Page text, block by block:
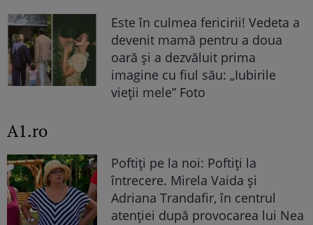
Este în culmea fericirii! Vedeta a
devenit mamă pentru a doua
oară și a dezvăluit prima
imagine cu fiul său: „Iubirile
vieții mele” Foto
A1.ro
Poftiți pe la noi: Poftiți la
întrecere. Mirela Vaida și
Adriana Trandafir, în centrul
atenției după provocarea lui Nea